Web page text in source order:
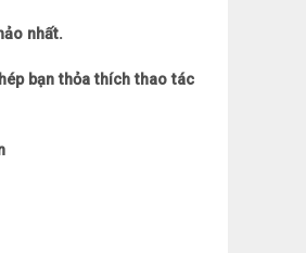
nhất.
bạn thỏa thích thao tác